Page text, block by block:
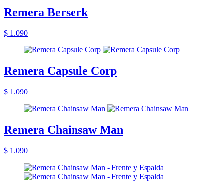
Remera Berserk
$ 1.090
Remera Capsule Corp
$ 1.090
Remera Chainsaw Man
$ 1.090